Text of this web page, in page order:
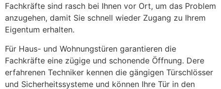
Fachkräfte sind rasch bei Ihnen vor Ort, um das Problem
anzugehen, damit Sie schnell wieder Zugang zu Ihrem
Eigentum erhalten.
Für Haus- und Wohnungstüren garantieren die
Fachkräfte eine zügige und schonende Öffnung. Dere
erfahrenen Techniker kennen die gängigen Türschlösser
und Sicherheitssysteme und können Ihre Tür in den